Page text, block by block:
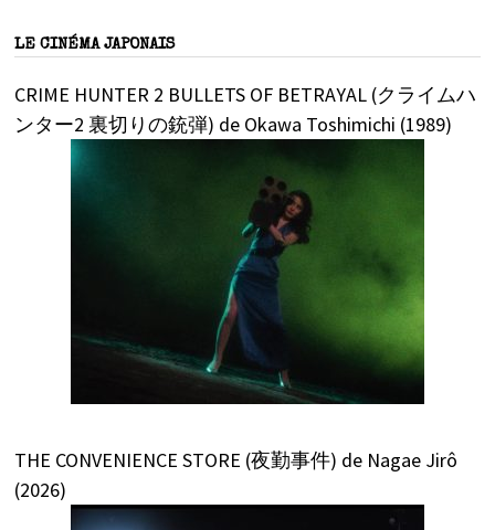
LE CINÉMA JAPONAIS
CRIME HUNTER 2 BULLETS OF BETRAYAL (クライムハ
ンター2 裏切りの銃弾) de Okawa Toshimichi (1989)
THE CONVENIENCE STORE (夜勤事件) de Nagae Jirô
(2026)